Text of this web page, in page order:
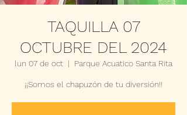
TAQUILLA 07
OCTUBRE DEL 2024
lun 07 de oct
  |
Parque Acuatico Santa Rita
¡¡Somos el chapuzón de tu diversión!!